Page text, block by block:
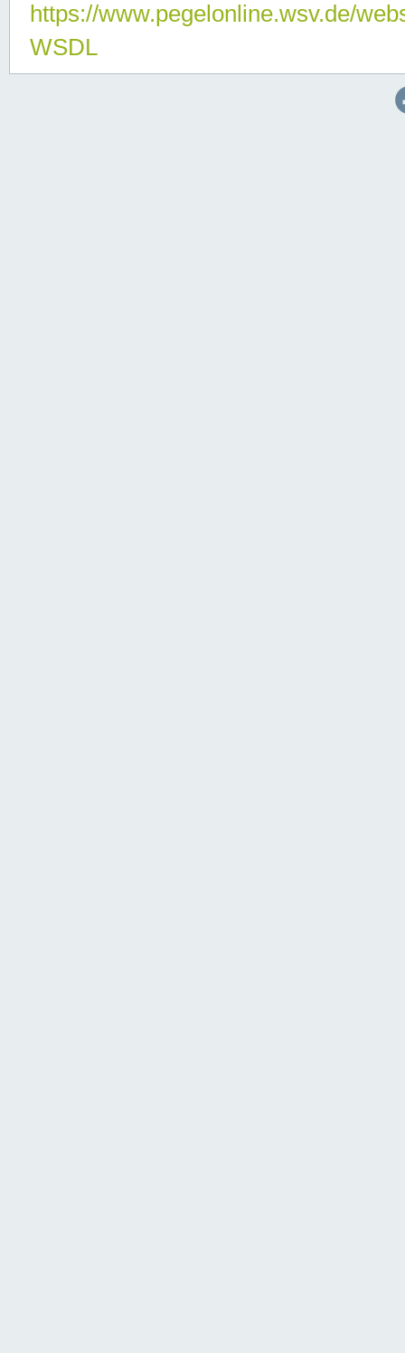
https://www.pegelonline.wsv.de/
WSDL